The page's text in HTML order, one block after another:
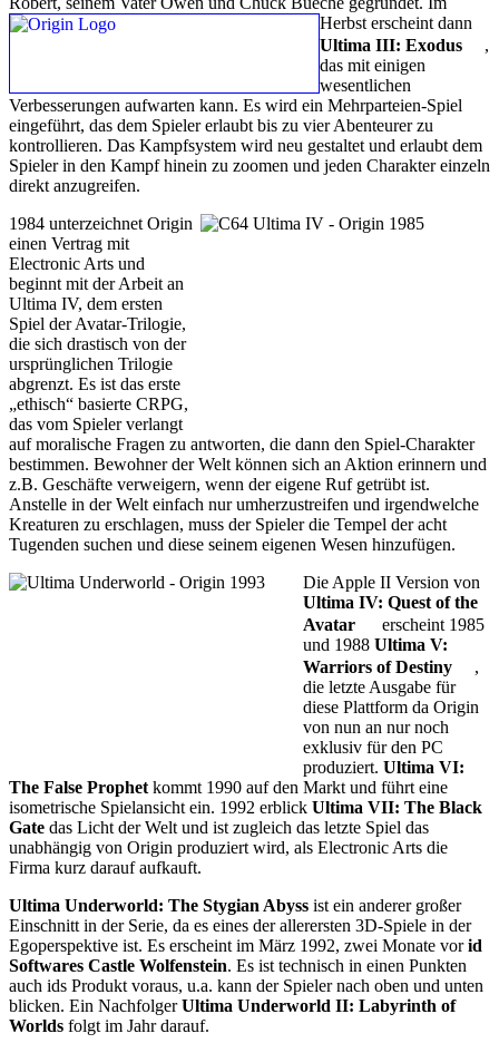
Herbst erscheint dann
Ultima III: Exodus
,
das mit einigen
wesentlichen
Verbesserungen aufwarten kann. Es wird ein Mehrparteien-Spiel
eingeführt, das dem Spieler erlaubt bis zu vier Abenteurer zu
kontrollieren. Das Kampfsystem wird neu gestaltet und erlaubt dem
Spieler in den Kampf hinein zu zoomen und jeden Charakter einzeln
direkt anzugreifen.
1984 unterzeichnet Origin
einen Vertrag mit
Electronic Arts und
beginnt mit der Arbeit an
Ultima IV, dem ersten
Spiel der Avatar-Trilogie,
die sich drastisch von der
ursprünglichen Trilogie
abgrenzt. Es ist das erste
„ethisch“ basierte CRPG,
das vom Spieler verlangt
auf moralische Fragen zu antworten, die dann den Spiel-Charakter
bestimmen. Bewohner der Welt können sich an Aktion erinnern und
z.B. Geschäfte verweigern, wenn der eigene Ruf getrübt ist.
Anstelle in der Welt einfach nur umherzustreifen und irgendwelche
Kreaturen zu erschlagen, muss der Spieler die Tempel der acht
Tugenden suchen und diese seinem eigenen Wesen hinzufügen.
Die Apple II Version von
Ultima IV: Quest of the
Avatar
erscheint 1985
und 1988 Ultima V:
Warriors of Destiny
,
die letzte Ausgabe für
diese Plattform da Origin
von nun an nur noch
exklusiv für den PC
produziert. Ultima VI:
The False Prophetkommt 1990 auf den Markt und führt eine
isometrische Spielansicht ein. 1992 erblick Ultima VII: The Black
Gate das Licht der Welt und ist zugleich das letzte Spiel das
unabhängig von Origin produziert wird, als Electronic Arts die
Firma kurz darauf aufkauft.
Ultima Underworld: The Stygian Abyss ist ein anderer großer
Einschnitt in der Serie, da es eines der allerersten 3D-Spiele in der
Egoperspektive ist. Es erscheint im März 1992, zwei Monate vorid
Softwares Castle Wolfenstein. Es ist technisch in einen Punkten
auch ids Produkt voraus, u.a. kann der Spieler nach oben und unten
blicken. Ein NachfolgerUltima Underworld II: Labyrinth of
Worlds folgt im Jahr darauf.